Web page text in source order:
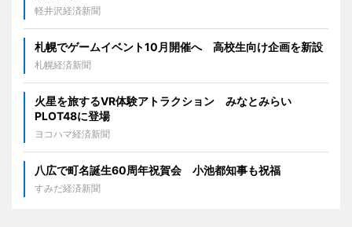
軽井沢経済新聞
札幌でゲームイベント10月開催へ 高校生向け企画を新設
札幌経済新聞
火星を旅するVR体験アトラクション みなとみらい
PLOT48に登場
ヨコハマ経済新聞
八広で町名誕生60周年祝賀会 小池都知事も祝福
すみだ経済新聞